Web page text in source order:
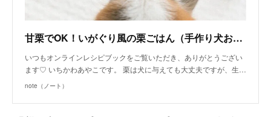
甘栗でOK！いがぐり風の栗ごはん（手作り犬おやつレシピ）｜いちかわあやこ（犬ごはん先生）｜note
いつもオンラインレシピブックをご覧いただき、ありがとうござい
ます♡ いちかわあやこです。 栗は犬に与えても大丈夫ですが、生…
note（ノート）